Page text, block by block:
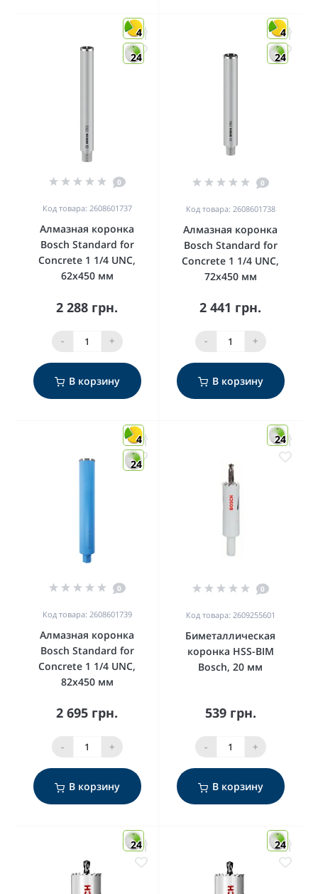
4
24
0
Код товара: 2608601737
Алмазная коронка
Bosch Standard for
Concrete 1 1/4 UNC,
62x450 мм
2 288 грн.
- +
В корзину
4
24
0
Код товара: 2608601738
Алмазная коронка
Bosch Standard for
Concrete 1 1/4 UNC,
72x450 мм
2 441 грн.
- +
В корзину
4
24
0
Код товара: 2608601739
Алмазная коронка
Bosch Standard for
Concrete 1 1/4 UNC,
82x450 мм
2 695 грн.
- +
В корзину
24
0
Код товара: 2609255601
Биметаллическая
коронка HSS-BIM
Bosch, 20 мм
539 грн.
- +
В корзину
24 24